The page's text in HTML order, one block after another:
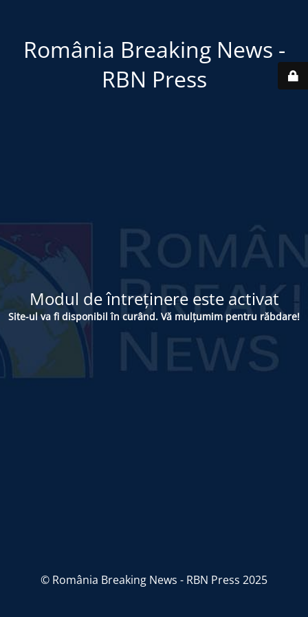
România Breaking News -
RBN Press
Modul de întreținere este activat
Site-ul va fi disponibil în curând. Vă mulțumim pentru răbdare!
© România Breaking News - RBN Press 2025